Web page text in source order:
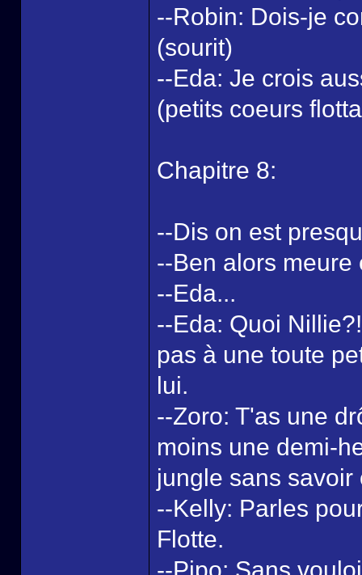
--Robin: Dois-je
(sourit)
--Eda: Je crois
(petits coeurs
Chapitre 8:
--Dis on est
--Ben alors meure
--Eda...
--Eda: Quoi
pas à une toute
lui.
--Zoro: T'as une
moins une demi-
jungle sans savoir
--Kelly: Parles
Flotte.